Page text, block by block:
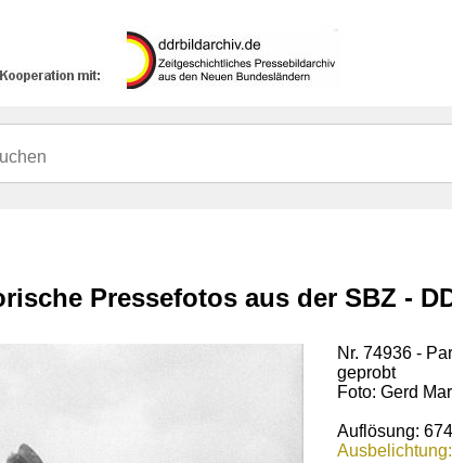
Pressefotos aus der SBZ -
Nr. 74936 -
geprobt
Foto: Gerd
Auflösung: